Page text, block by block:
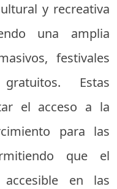
y recreativa
una amplia
festivales
Estas
el acceso a la
para las
que el
en las